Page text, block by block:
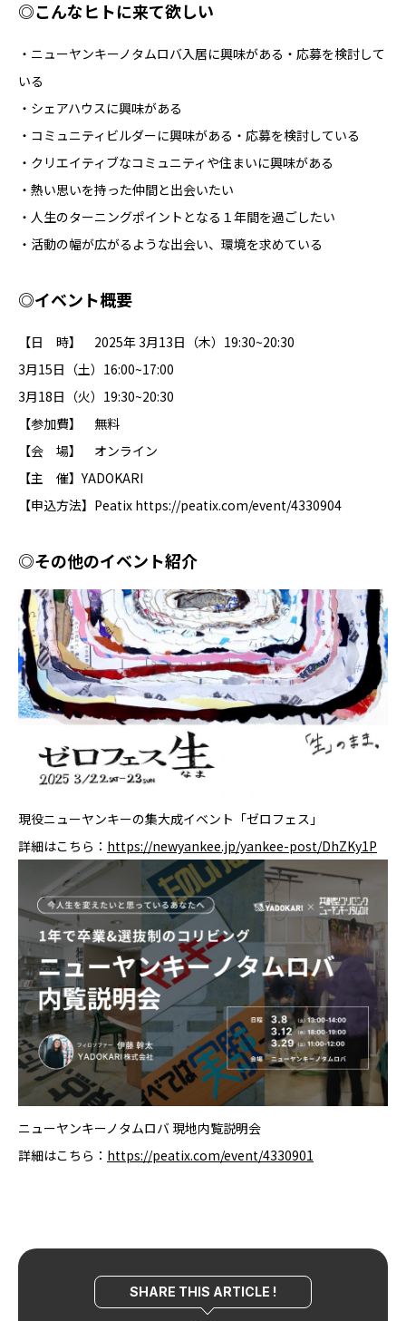
◎こんなヒトに来て欲しい
・ニューヤンキーノタムロバ入居に興味がある・応募を検討して
いる
・シェアハウスに興味がある
・コミュニティビルダーに興味がある・応募を検討している
・クリエイティブなコミュニティや住まいに興味がある
・熱い思いを持った仲間と出会いたい
・人生のターニングポイントとなる１年間を過ごしたい
・活動の幅が広がるような出会い、環境を求めている
◎イベント概要
【日 時】 2025年 3月13日（木）19:30~20:30
3月15日（土）16:00~17:00
3月18日（火）19:30~20:30
【参加費】 無料
【会 場】 オンライン
【主 催】YADOKARI
【申込方法】Peatix https://peatix.com/event/4330904
◎その他のイベント紹介
現役ニューヤンキーの集大成イベント「ゼロフェス」
詳細はこちら： https://newyankee.jp/yankee-post/DhZKy1P
ニューヤンキーノタムロバ 現地内覧説明会
詳細はこちら： https://peatix.com/event/4330901
SHARE THIS ARTICLE !